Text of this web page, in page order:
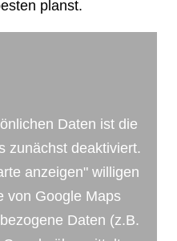
planst.
Daten ist die
zunächst deaktiviert.
anzeigen" willigen
von Google Maps
Daten (z.B.